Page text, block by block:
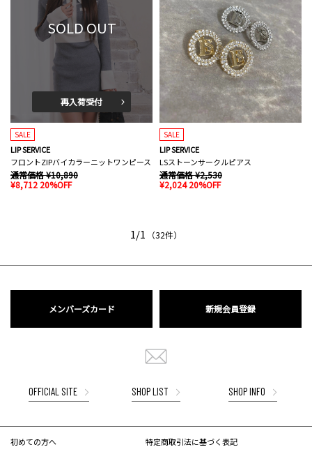
SOLD OUT
再入荷受付
SALE
LIP SERVICE
フロントZIPバイカラーニットワンピース
通常価格 ¥10,890
¥8,712 20%OFF
SALE
LIP SERVICE
LSストーンサークルピアス
通常価格 ¥2,530
¥2,024 20%OFF
1/1 （32件）
メンバーズカード 新規会員登録
OFFICIAL SITE SHOP LIST SHOP INFO
初めての方へ 特定商取引法に基づく表記